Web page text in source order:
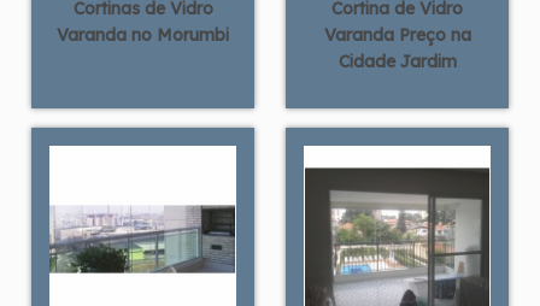
Cortinas de Vidro
Varanda no Morumbi
Cortina de Vidro
Varanda Preço na
Cidade Jardim